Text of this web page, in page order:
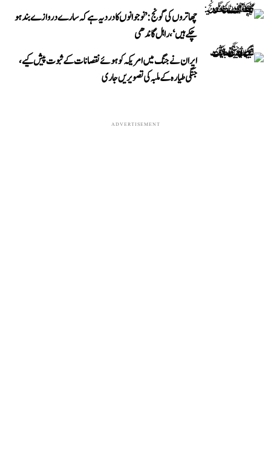
چھاتروں کی گونج: ’نوجوانوں کا درد یہ ہے کہ سارے دروازے بند ہو
چکے ہیں‘، راہل گاندھی
ایران نے جنگ میں امریکہ کو ہوئے نقصانات کے ثبوت پیش کیے،
جنگی طیارہ کے ملبہ کی تصویریں جاری
ADVERTISEMENT